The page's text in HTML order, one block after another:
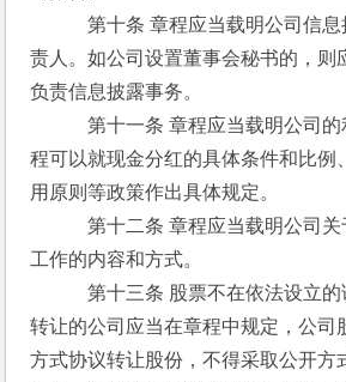
第十条 章程应当载明公司信息
责人。如公司设置董事会秘书的，则
负责信息披露事务。
第十一条 章程应当载明公司的
程可以就现金分红的具体条件和比例
用原则等政策作出具体规定。
第十二条 章程应当载明公司关
工作的内容和方式。
第十三条 股票不在依法设立的
转让的公司应当在章程中规定，公司
方式协议转让股份，不得采取公开方